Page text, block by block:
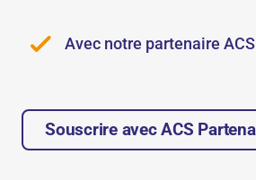
Avec notre partenaire ACS
Souscrire avec ACS